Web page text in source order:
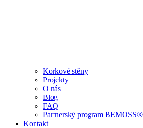
Korkové stěny
Projekty
O nás
Blog
FAQ
Partnerský program BEMOSS®
Kontakt